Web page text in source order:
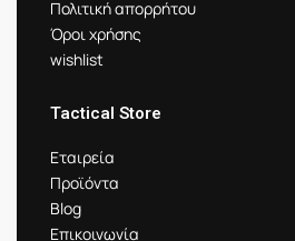
Πολιτική απορρήτου
Όροι χρήσης
wishlist
Tactical Store
Εταιρεία
Προϊόντα
Blog
Επικοινωνία